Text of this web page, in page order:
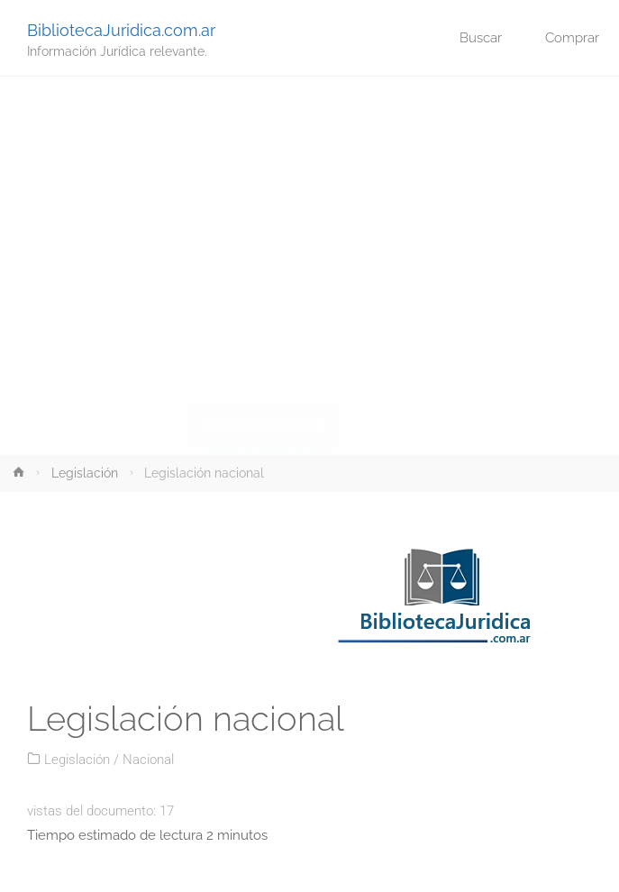
BibliotecaJuridica.com.ar
Información Jurídica relevante.
Buscar Comprar
Inicio Legislación Legislación nacional
Legislación nacional
Legislación / Nacional
vistas del documento: 17
Tiempo estimado de lectura 2 minutos